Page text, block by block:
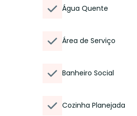
Água Quente
Área de Serviço
Banheiro Social
Cozinha Planejada